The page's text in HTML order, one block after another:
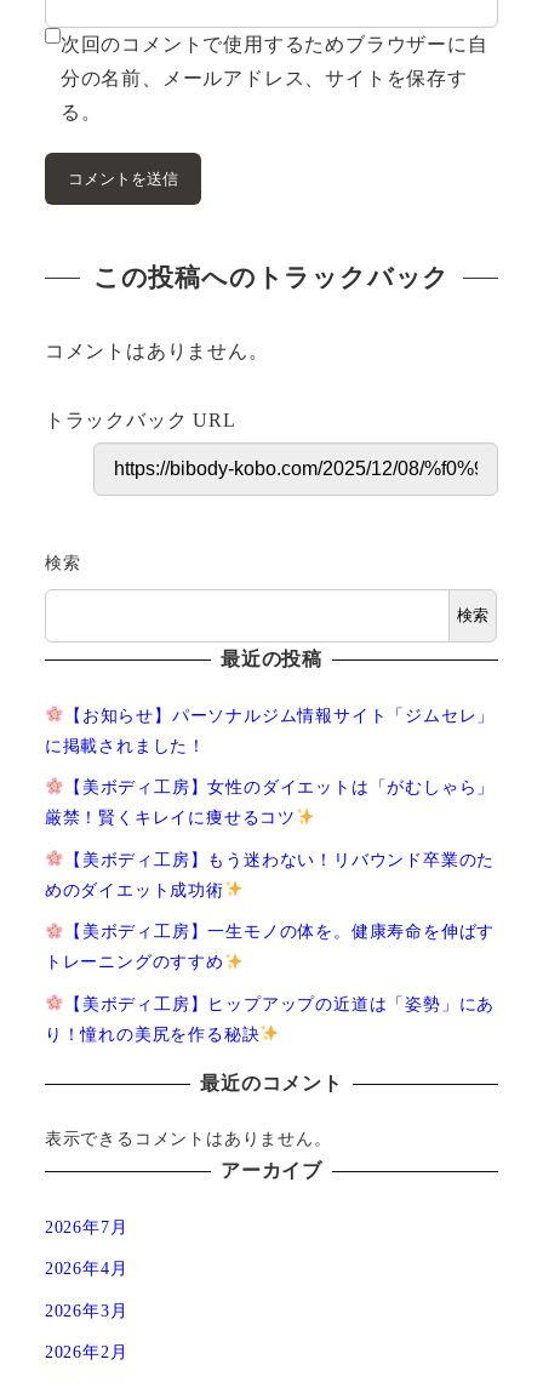
次回のコメントで使用するためブラウザーに自
分の名前、メールアドレス、サイトを保存す
る。
この投稿へのトラックバック
コメントはありません。
トラックバック URL
検索
検索
最近の投稿
【お知らせ】パーソナルジム情報サイト「ジムセレ」
に掲載されました！
【美ボディ工房】女性のダイエットは「がむしゃら」
厳禁！賢くキレイに痩せるコツ
【美ボディ工房】もう迷わない！リバウンド卒業のた
めのダイエット成功術
【美ボディ工房】一生モノの体を。健康寿命を伸ばす
トレーニングのすすめ
【美ボディ工房】ヒップアップの近道は「姿勢」にあ
り！憧れの美尻を作る秘訣
最近のコメント
表示できるコメントはありません。
アーカイブ
2026年7月
2026年4月
2026年3月
2026年2月